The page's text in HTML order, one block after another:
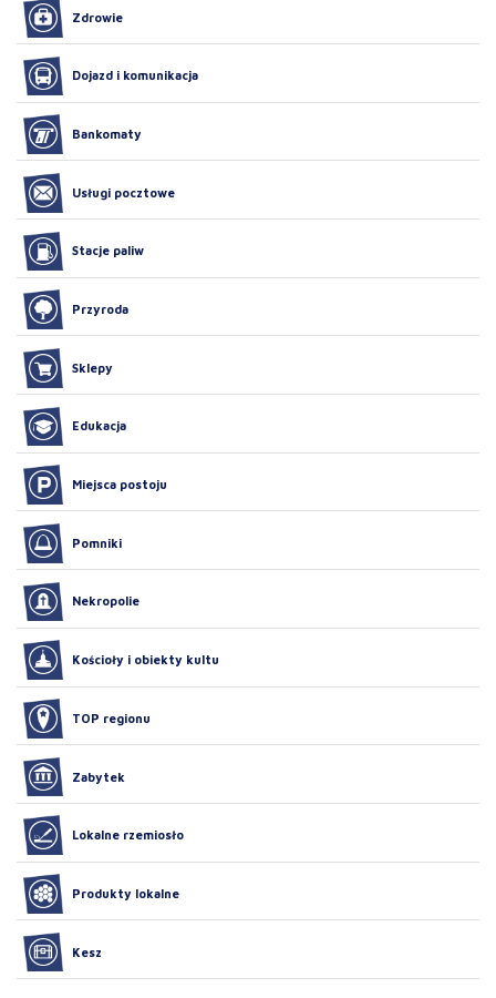
Zdrowie
Dojazd i komunikacja
Bankomaty
Usługi pocztowe
Stacje paliw
Przyroda
Sklepy
Edukacja
Miejsca postoju
Pomniki
Nekropolie
Kościoły i obiekty kultu
TOP regionu
Zabytek
Lokalne rzemiosło
Produkty lokalne
Kesz